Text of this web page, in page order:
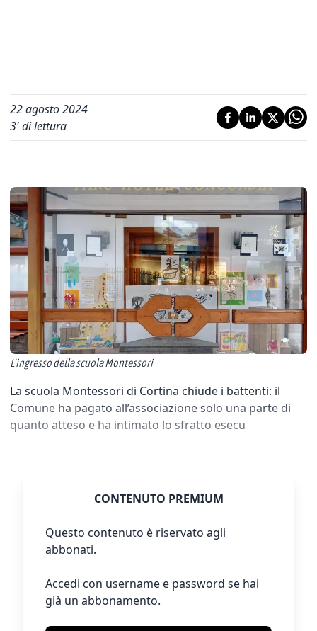
22 agosto 2024
3' di lettura
L'ingresso della scuola Montessori
La scuola Montessori di Cortina chiude i battenti: il
Comune ha pagato all’associazione solo una parte di
quanto atteso e ha intimato lo sfratto esecu
CONTENUTO PREMIUM
Questo contenuto è riservato agli
abbonati.
Accedi con username e password se hai
già un abbonamento.